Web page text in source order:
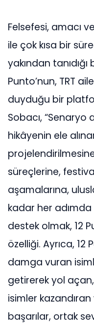
Felsefesi, amacı
ile çok kısa bir
yakından
Punto’nun, TRT
duyduğu bir
Sobacı,
hikâyenin ele
süreçlerine,
aşamalarına,
kadar her
destek olmak, 12
özelliği. Ayrıca,
damga vuran
getirerek yol
isimler
başarılar, ortak